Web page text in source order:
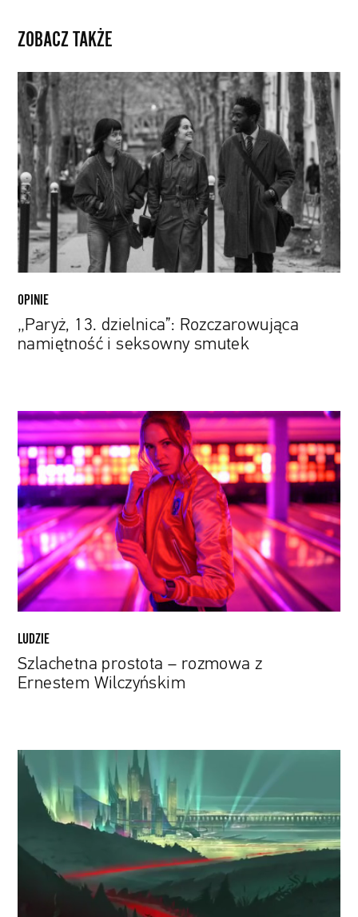
ZOBACZ TAKŻE
„Paryż,
13.
dzielnica”:
Rozczarowująca
namiętność
i
seksowny
smutek
OPINIE
„Paryż, 13. dzielnica”: Rozczarowująca
namiętność i seksowny smutek
Szlachetna
prostota
–
rozmowa
z
Ernestem
Wilczyńskim
LUDZIE
Szlachetna prostota – rozmowa z
Ernestem Wilczyńskim
Zespół
Smashing
Pumpkins
animowany